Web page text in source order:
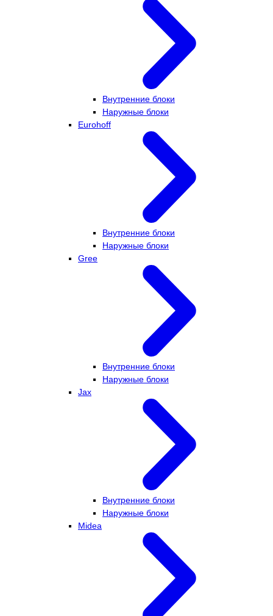
Внутренние блоки
Наружные блоки
Eurohoff
Внутренние блоки
Наружные блоки
Gree
Внутренние блоки
Наружные блоки
Jax
Внутренние блоки
Наружные блоки
Midea